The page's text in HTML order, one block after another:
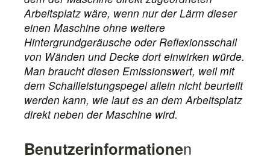
Arbeitsplatz wäre, wenn nur der Lärm dieser
einen Maschine ohne weitere
Hintergrundgeräusche oder Reflexionsschall
von Wänden und Decke dort einwirken würde.
Man braucht diesen Emissionswert, weil mit
dem Schallleistungspegel allein nicht beurteilt
werden kann, wie laut es an dem Arbeitsplatz
direkt neben der Maschine wird.
Benutzerinformationen